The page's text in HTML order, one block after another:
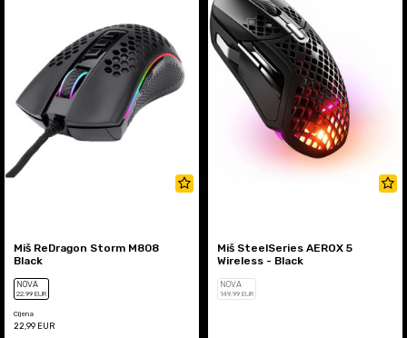
Miš ReDragon Storm M808
Black
NOVA
22,99 EUR
Cijena
22,99 EUR
Miš SteelSeries AEROX 5
Wireless - Black
NOVA
149,99 EUR